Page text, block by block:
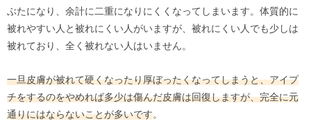
ぶたになり、余計に二重になりにくくなってしまいます。体質的に
被れやすい人と被れにくい人がいますが、被れにくい人でも少しは
被れており、全く被れない人はいません。
一旦皮膚が被れて硬くなったり厚ぼったくなってしまうと、アイプ
チをするのをやめれば多少は傷んだ皮膚は回復しますが、完全に元
通りにはならないことが多いです。